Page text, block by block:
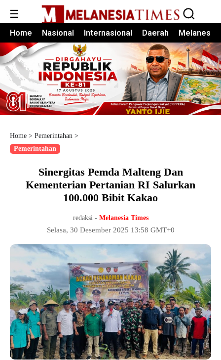
☰
Home Nasional Internasional Daerah Melanesia
Home > Pemerintahan >
Pemerintahan
Sinergitas Pemda Malteng Dan
Kementerian Pertanian RI Salurkan
100.000 Bibit Kakao
redaksi - Melanesia Times
Selasa, 30 Desember 2025 13:58 GMT+0